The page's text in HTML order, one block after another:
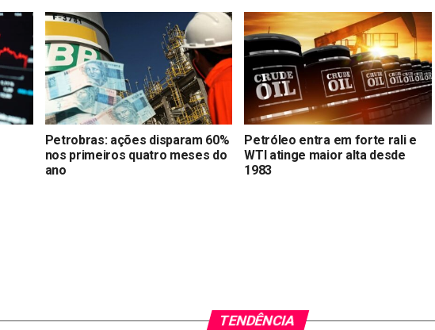
Petrobras: ações disparam 60%
nos primeiros quatro meses do
ano
Petróleo entra em forte rali e
WTI atinge maior alta desde
1983
TENDÊNCIA